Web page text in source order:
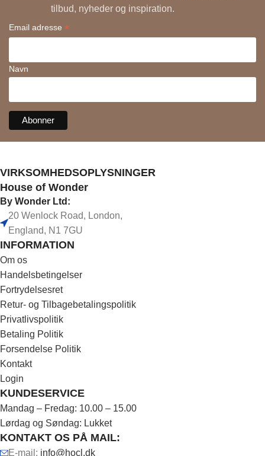
tilbud, nyheder og inspiration.
Email adresse *
Navn
VIRKSOMHEDSOPLYSNINGER
House of Wonder
By Wonder Ltd:
20 Wenlock Road, London,
England, N1 7GU
INFORMATION
Om os
Handelsbetingelser
Fortrydelsesret
Retur- og Tilbagebetalingspolitik
Privatlivspolitik
Betaling Politik
Forsendelse Politik
Kontakt
Login
KUNDESERVICE
Mandag – Fredag: 10.00 – 15.00
Lørdag og Søndag: Lukket
KONTAKT OS PÅ MAIL:
E-mail: info@hocl.dk